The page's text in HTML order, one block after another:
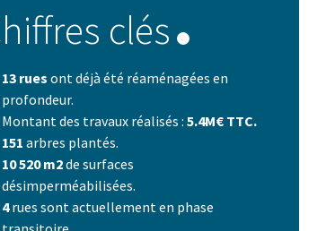
clés
13 rues ont déjà été réaménagées en
profondeur.
Montant des travaux réalisés :5.4M€ TTC.
151 arbres plantés.
10 520 m2de surfaces
désimperméabilisées.
4rues sont actuellement en phase